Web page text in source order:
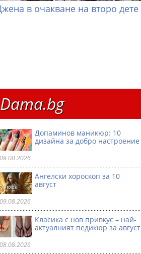
в очакване на второ дете
Допаминов маникюр: 10
дизайна за добро настроение
Ангелски хороскоп за 10
август
Класика с нов привкус – най-
актуалният педикюр за август